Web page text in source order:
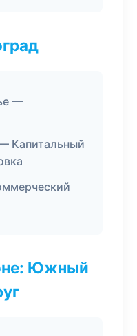
—
Капитальный
Южный